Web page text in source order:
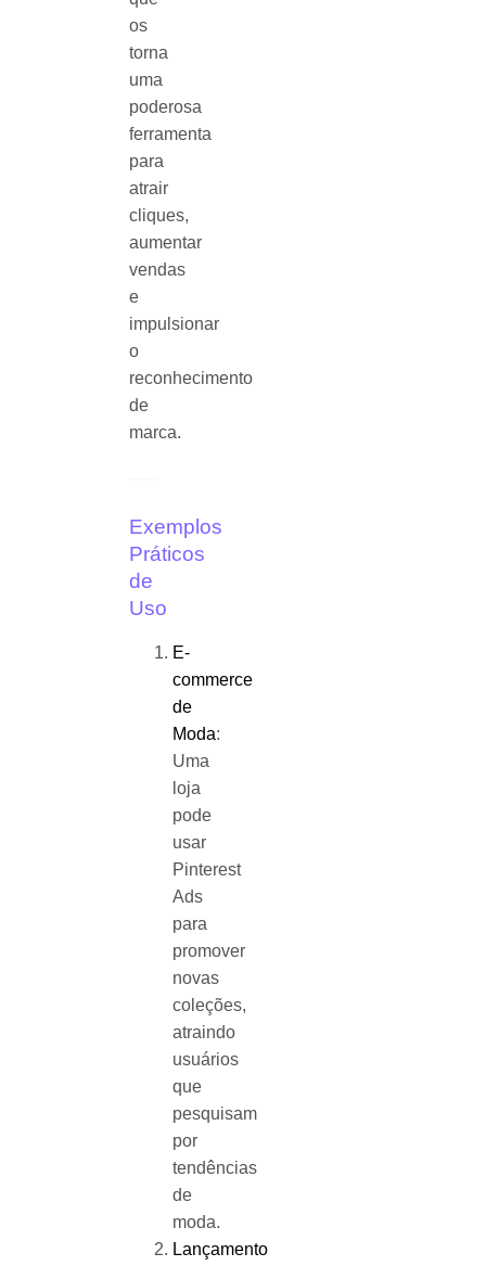
os
torna
uma
poderosa
ferramenta
para
atrair
cliques,
aumentar
vendas
e
impulsionar
o
reconhecimento
de
marca.
Exemplos
Práticos
de
Uso
E-
commerce
de
Moda:
Uma
loja
pode
usar
Pinterest
Ads
para
promover
novas
coleções,
atraindo
usuários
que
pesquisam
por
tendências
de
moda.
Lançamento